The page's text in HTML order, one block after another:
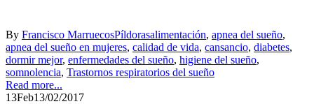
By Francisco MarruecosPíldorasalimentación, apnea del sueño,
apnea del sueño en mujeres, calidad de vida, cansancio, diabetes,
dormir mejor, enfermedades del sueño, higiene del sueño,
somnolencia, Trastornos respiratorios del sueño
Read more...
13Feb13/02/2017